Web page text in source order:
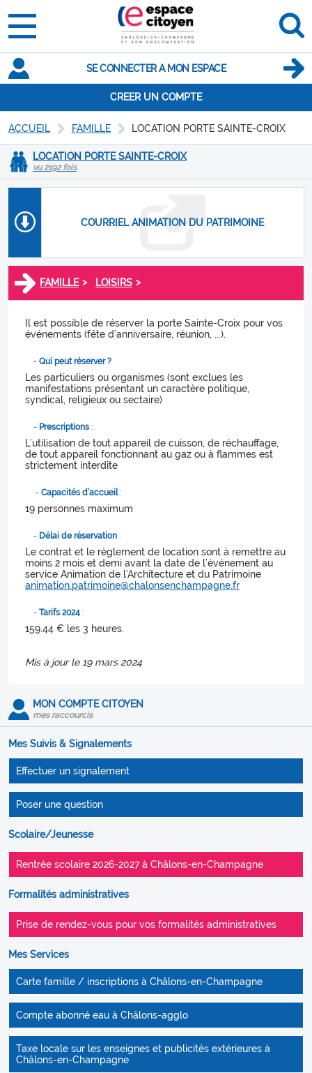
SE CONNECTER A MON ESPACE
CREER UN COMPTE
ACCUEIL FAMILLE LOCATION PORTE SAINTE-CROIX
LOCATION PORTE SAINTE-CROIX
vu 2192 fois
COURRIEL ANIMATION DU PATRIMOINE
FAMILLE > LOISIRS >
Il est possible de réserver la porte Sainte-Croix pour vos
événements (fête d’anniversaire, réunion, ...).
- Qui peut réserver ?
Les particuliers ou organismes (sont exclues les
manifestations présentant un caractère politique,
syndical, religieux ou sectaire)
- Prescriptions :
L’utilisation de tout appareil de cuisson, de réchauffage,
de tout appareil fonctionnant au gaz ou à flammes est
strictement interdite
- Capacités d’accueil:
19 personnes maximum
- Délai de réservation :
Le contrat et le règlement de location sont à remettre au
moins 2 mois et demi avant la date de l’événement au
service Animation de l’Architecture et du Patrimoine
animation.patrimoine@chalonsenchampagne.fr
- Tarifs 2024 :
159.44 € les 3 heures.
Mis à jour le 19 mars 2024
MON COMPTE CITOYEN
mes raccourcis
Mes Suivis & Signalements
Effectuer un signalement
Poser une question
Scolaire/Jeunesse
Rentrée scolaire 2026-2027 à Châlons-en-Champagne
Formalités administratives
Prise de rendez-vous pour vos formalités administratives
Mes Services
Carte famille / inscriptions à Châlons-en-Champagne
Compte abonné eau à Châlons-agglo
Taxe locale sur les enseignes et publicités extérieures à
Châlons-en-Champagne